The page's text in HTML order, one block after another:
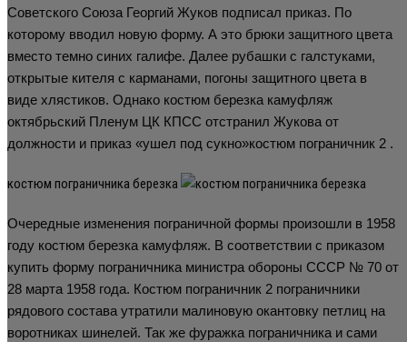
Советского Союза Георгий Жуков подписал приказ. По
которому вводил новую форму. А это брюки защитного цвета
вместо темно синих галифе. Далее рубашки с галстуками,
открытые кителя с карманами, погоны защитного цвета в
виде хлястиков. Однако костюм березка камуфляж
октябрьский Пленум ЦК КПСС отстранил Жукова от
должности и приказ «ушел под сукно»костюм пограничник 2 .
костюм пограничника березка
Очередные изменения пограничной формы произошли в 1958
году костюм березка камуфляж. В соответствии с приказом
купить форму пограничника министра обороны СССР № 70 от
28 марта 1958 года. Костюм пограничник 2 пограничники
рядового состава утратили малиновую окантовку петлиц на
воротниках шинелей. Так же фуражка пограничника и сами